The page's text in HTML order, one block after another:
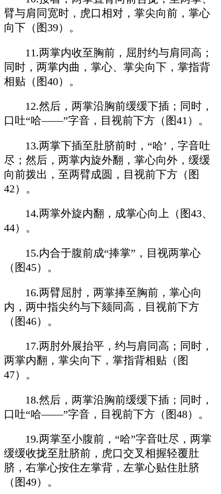
臂与肩同宽时，虎口相对，掌尖向前，掌心
向下（图39）。
11.两掌内收至胸前，屈肘约与肩同高；
同时，两掌内曲，掌心、掌尖向下，掌指背
相贴（图40）。
12.然后，两掌沿胸前缓缓下插；同时，
口吐“哈——”字音，目视前下方（图41）。
13.两掌下插至肚脐前时，“哈’，字音吐
尽；然后，两掌内旋外翻，掌心向外，缓缓
向前拨出，至两臂成圆，目视前下方（图
42）。
14.两掌外旋内翻，成掌心向上（图43、
44）。
15.内合于腹前成“捧掌”，目视两掌心
（图45）。
16.两臂屈肘，两掌捧至胸前，掌心向
内，两中指尖约与下颏同高，目视前下方
（图46）。
17.两肘外展抬平，约与肩同高；同时，
两掌内翻，掌尖向下，掌指背相贴（图
47）。
18.然后，两掌沿胸前缓缓下插；同时，
口吐“哈——”字音，目视前下方（图48）。
19.两掌至小腹前，“哈”字音吐尽，两掌
缓缓收拢至肚脐前，虎口交叉相握轻覆肚
脐，右掌心按住左掌背，左掌心贴住肚脐
（图49）。